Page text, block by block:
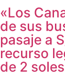
«Los
de sus
pasaje a
recurso
de 2 soles